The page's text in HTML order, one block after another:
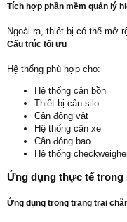
Tích hợp phần mềm quản lý
Ngoài ra, thiết bị có thể mở
Cấu trúc tối ưu
Hệ thống phù hợp cho:
Hệ thống cân bồn
Thiết bị cân silo
Cân động vật
Hệ thống cân xe
Cân đóng bao
Hệ thống
Ứng dụng thực tế trong
Ứng dụng trong trang trại